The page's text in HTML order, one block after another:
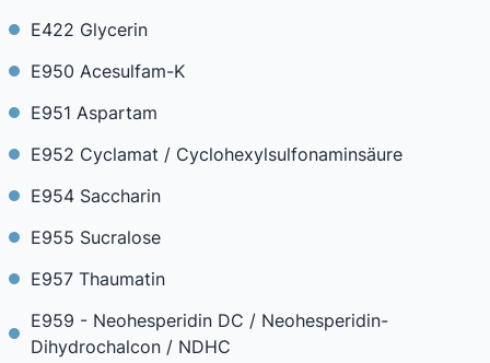
E422 Glycerin
E950 Acesulfam-K
E951 Aspartam
E952 Cyclamat / Cyclohexylsulfonaminsäure
E954 Saccharin
E955 Sucralose
E957 Thaumatin
E959 - Neohesperidin DC / Neohesperidin-
Dihydrochalcon / NDHC